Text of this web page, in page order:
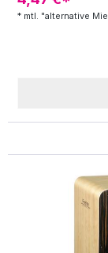
Begleiter beim
ca. 35 x 25 x
besseres
Sound (hoch)
* mtl. "alternative